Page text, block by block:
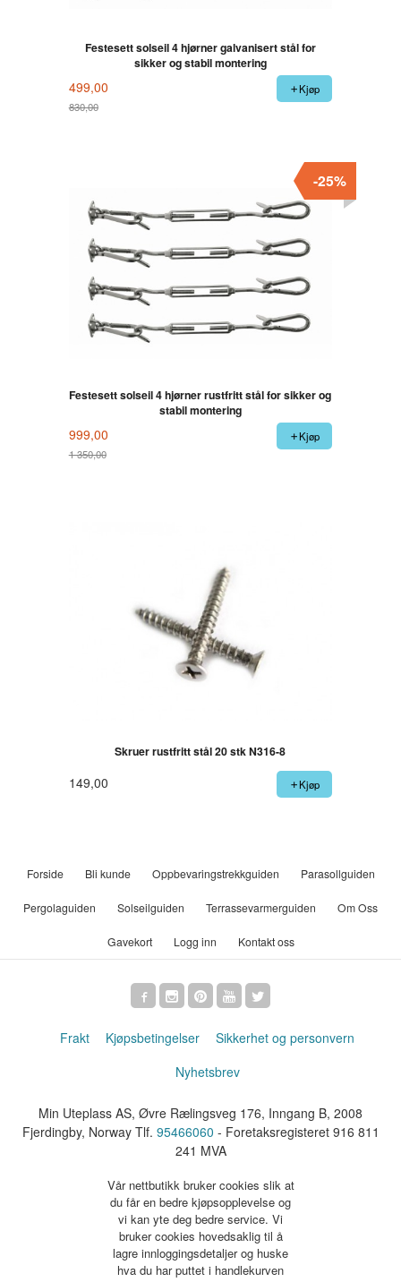
Festesett solseil 4 hjørner galvanisert stål for
sikker og stabil montering
499,00
830,00
Kjøp
Festesett solseil 4 hjørner rustfritt stål for sikker og
stabil montering
999,00
1 350,00
-25%
Kjøp
Skruer rustfritt stål 20 stk N316-8
149,00 Kjøp
Forside Bli kunde Oppbevaringstrekkguiden Parasollguiden
Pergolaguiden Solseilguiden Terrassevarmerguiden Om Oss
Gavekort Logg inn Kontakt oss
Frakt Kjøpsbetingelser
Sikkerhet og personvern
Nyhetsbrev
Min Uteplass AS, Øvre Rælingsveg 176, Inngang B, 2008
Fjerdingby, Norway Tlf. 95466060 - Foretaksregisteret 916 811
241 MVA
Vår nettbutikk bruker cookies slik at
du får en bedre kjøpsopplevelse og
vi kan yte deg bedre service. Vi
bruker cookies hovedsaklig til å
lagre innloggingsdetaljer og huske
hva du har puttet i handlekurven